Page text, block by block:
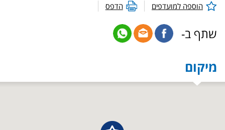
הוספה למועדפים הדפס
שתף ב-
מיקום